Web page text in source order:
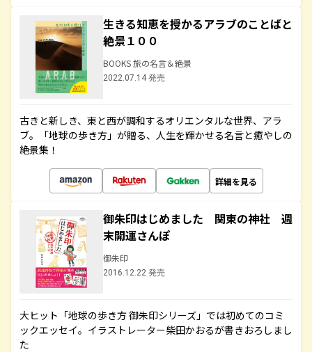
生きる知恵を授かるアラブのことばと
絶景１００
BOOKS 旅の名言＆絶景
2022.07.14 発売
古きと新しき、東と西が調和するオリエンタルな世界、アラ
ブ。「地球の歩き方」が贈る、人生を輝かせる名言と癒やしの
絶景集！
詳細を見る
御朱印はじめました 関東の神社 週
末開運さんぽ
御朱印
2016.12.22 発売
大ヒット「地球の歩き方 御朱印シリーズ」では初めてのコミ
ックエッセイ。イラストレーター柴田かおるが書きおろしまし
た